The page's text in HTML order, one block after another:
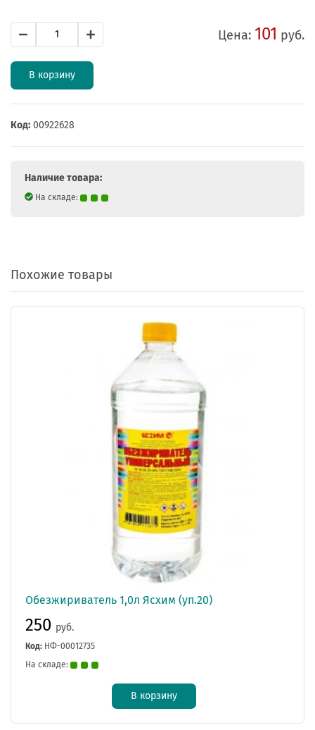
Цена: 101 руб.
В корзину
Код: 00922628
Наличие товара:
На складе:
Похожие товары
Обезжириватель 1,0л Ясхим (уп.20)
250 руб.
Код: НФ-00012735
На складе:
В корзину